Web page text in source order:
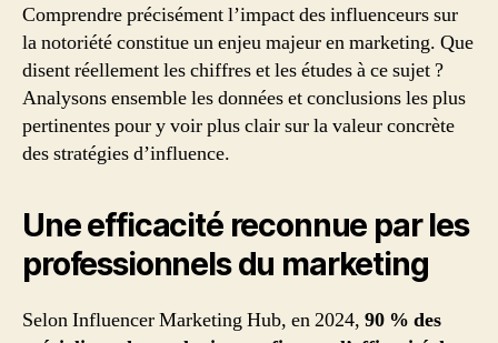
Comprendre précisément l’impact des influenceurs sur
la notoriété constitue un enjeu majeur en marketing. Que
disent réellement les chiffres et les études à ce sujet ?
Analysons ensemble les données et conclusions les plus
pertinentes pour y voir plus clair sur la valeur concrète
des stratégies d’influence.
Une efficacité reconnue par les
professionnels du marketing
Selon Influencer Marketing Hub, en 2024, 90 % des